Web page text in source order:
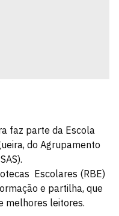
faz parte da Escola
do Agrupamento
Escolares (RBE)
e partilha, que
melhores leitores.